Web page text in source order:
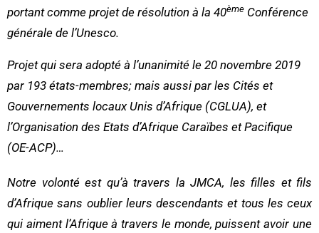
portant comme projet de résolution à la 40ème Conférence
générale de l’Unesco.
Projet qui sera adopté à l’unanimité le 20 novembre 2019
par 193 états-membres; mais aussi par les Cités et
Gouvernements locaux Unis d’Afrique (CGLUA), et
l’Organisation des Etats d’Afrique Caraïbes et Pacifique
(OE-ACP)…
Notre volonté est qu’à travers la JMCA, les filles et fils
d’Afrique sans oublier leurs descendants et tous les ceux
qui aiment l’Afrique à travers le monde, puissent avoir une